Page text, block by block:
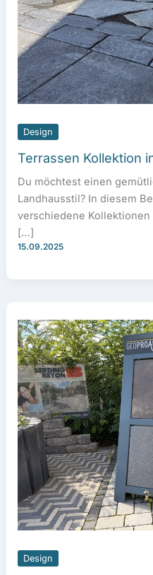
Design
Terrassen Kollektion
Du möchtest einen
Landhausstil? In diesem
verschiedene
[…]
15.09.2025
Design